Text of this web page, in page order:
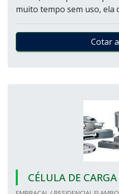
muito tempo sem uso, ela
Cotar
CÉLULA DE